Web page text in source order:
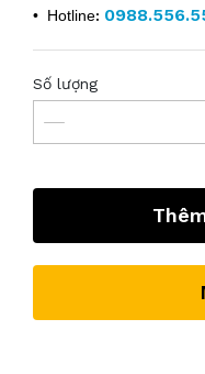
• Hotline:
Số lượng